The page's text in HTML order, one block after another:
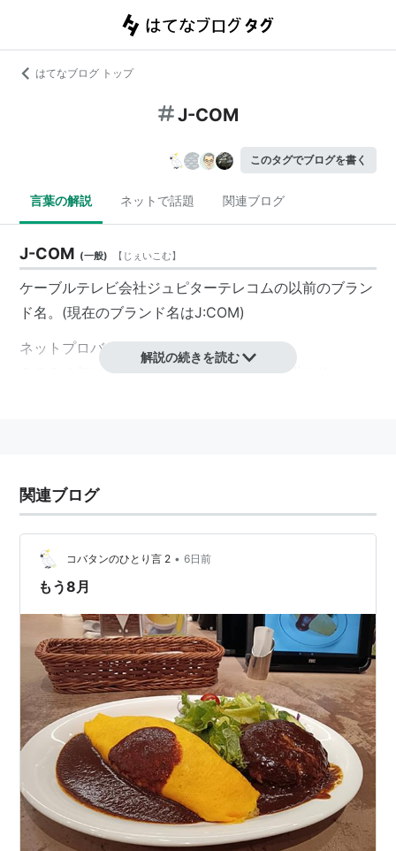
はてなブログ トップ
J-COM
このタグでブログを書く
言葉の解説 ネットで話題 関連ブログ
J-COM (一般) 【 じぇいこむ】
ケーブルテレビ会社ジュピターテレコムの以前のブラン
ド名。(現在のブランド名はJ:COM)
ネットプロバイダー、電話もやってる。
２００４年になって非公開で大きく規制が掛かり、ネッ
WinMX
うたたね
Yahooメッセンジャー
MSNメッセンジャー
X-BOX鉄騎などのオンラインゲーム
リネージュIIなどのオンラインゲーム
となっている。
解説の続きを読む
関連ブログ
コバタンのひとり言 2 • 6日前
もう8月